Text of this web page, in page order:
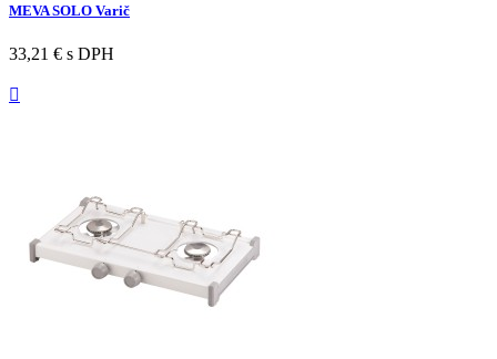
MEVA SOLO Varič
33,21 € s DPH
